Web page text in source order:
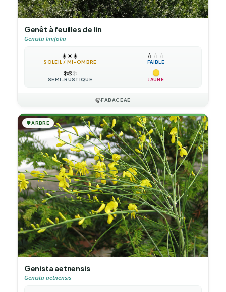
Genêt à feuilles de lin
Genista linifolia
☀️☀️☀️
SOLEIL / MI-OMBRE
💧 💧 💧
FAIBLE
❄️❄️❄️
SEMI-RUSTIQUE JAUNE
🍃FABACEAE
🌳ARBRE
Genista aetnensis
Genista aetnensis